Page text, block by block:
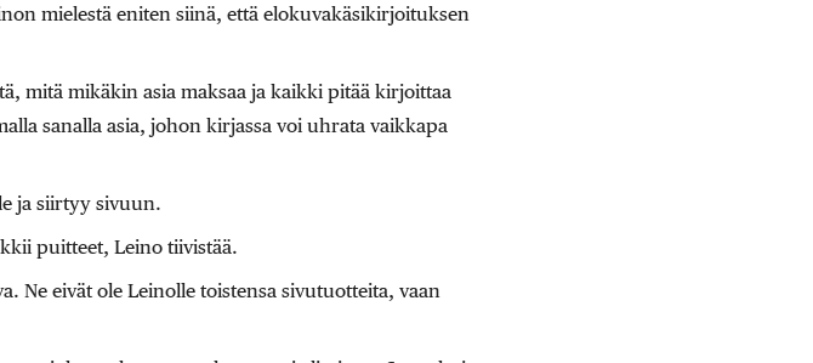
mielestä eniten siinä, että elokuvakäsikirjoituksen
mitä mikäkin asia maksaa ja kaikki pitää kirjoittaa
sanalla asia, johon kirjassa voi uhrata vaikkapa
ja siirtyy sivuun.
puitteet, Leino tiivistää.
Ne eivät ole Leinolle toistensa sivutuotteita, vaan